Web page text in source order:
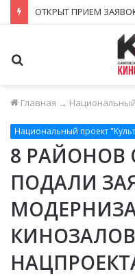
Главная →
Национальный проект
8 РАЙОНОВ
ПОДАЛИ